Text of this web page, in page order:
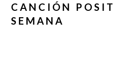
CANCIÓN
SEMANA